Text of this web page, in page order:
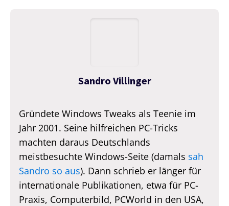
Sandro Villinger
Gründete Windows Tweaks als Teenie im
Jahr 2001. Seine hilfreichen PC-Tricks
machten daraus Deutschlands
meistbesuchte Windows-Seite (damals sah
Sandro so aus). Dann schrieb er länger für
internationale Publikationen, etwa für PC-
Praxis, Computerbild, PCWorld in den USA,